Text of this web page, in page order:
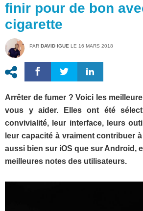
finir pour de bon
cigarette
PAR DAVID IGUE LE 16 MARS 2018
Arrêter de fumer ? Voici les
vous y aider. Elles ont été
convivialité, leur interface, leurs
leur capacité à vraiment contribuer
aussi bien sur iOS que sur Android,
meilleures notes des utilisateurs.